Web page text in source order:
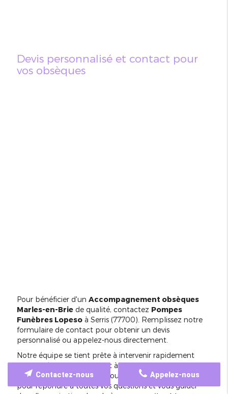
Devis personnalisé et contact pour
vos obsèques
Pour bénéficier d'un Accompagnement obsèques
Marles-en-Briede qualité, contactez Pompes
Funèbres Lopesoà Serris (77700). Remplissez notre
formulaire de contact pour obtenir un devis
personnalisé ou appelez-nous directement.
Notre équipe se tient prête à intervenir rapidement
dans la région, notamment à Marles-en-Brie et dans les
communes avoisinantes. Nous sommes disponibles
pour répondre à toutes vos questions et vous guider
Appelez-nous
Contactez-nous